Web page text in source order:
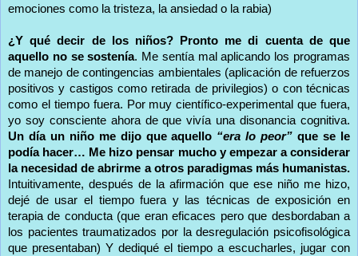
emociones como la tristeza, la ansiedad o la rabia)
¿Y qué decir de los niños? Pronto me di cuenta de que
aquello no se sostenía. Me sentía mal aplicando los programas
de manejo de contingencias ambientales (aplicación de refuerzos
positivos y castigos como retirada de privilegios) o con técnicas
como el tiempo fuera. Por muy científico-experimental que fuera,
yo soy consciente ahora de que vivía una disonancia cognitiva.
Un día un niño me dijo que aquello “era lo peor” que se le
podía hacer… Me hizo pensar mucho y empezar a considerar
la necesidad de abrirme a otros paradigmas más humanistas.
Intuitivamente, después de la afirmación que ese niño me hizo,
dejé de usar el tiempo fuera y las técnicas de exposición en
terapia de conducta (que eran eficaces pero que desbordaban a
los pacientes traumatizados por la desregulación psicofisológica
que presentaban) Y dediqué el tiempo a escucharles, jugar con